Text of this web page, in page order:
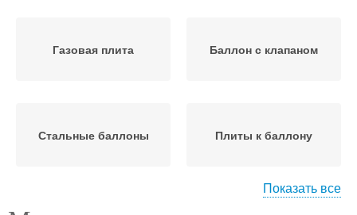
Газовая плита Баллон с клапаном
Стальные баллоны Плиты к баллону
Показать все